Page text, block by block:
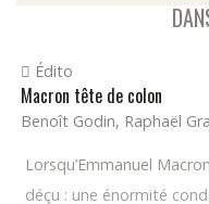
Édito
Macron tête de colon
Benoît Godin, Raphaël
Lorsqu’Emmanuel
déçu : une énormité